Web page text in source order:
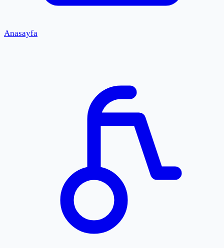
Anasayfa